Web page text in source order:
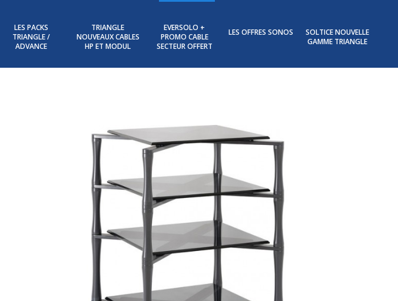
LES PACKS
TRIANGLE /
ADVANCE
TRIANGLE
NOUVEAUX CABLES
HP ET MODUL
EVERSOLO +
PROMO CABLE
SECTEUR OFFERT
LES OFFRES SONOS
SOLTICE NOUVELLE
GAMME TRIANGLE